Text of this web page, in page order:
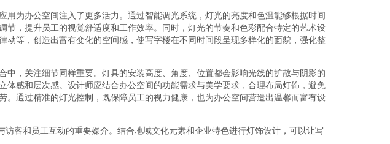
用为办公空间注入了更多活力。通过智能调光系统，灯光的亮度和色温能够根据时间
节，提升员工的视觉舒适度和工作效率。同时，灯光的节奏和色彩配合特定的艺术设
动等，创造出富有变化的空间感，使写字楼在不同时间段呈现多样化的面貌，强化整
中，关注细节同样重要。灯具的安装高度、角度、位置都会影响光线的扩散与阴影的
体感和层次感。设计师应结合办公空间的功能需求与美学要求，合理布局灯饰，避免
。通过精准的灯光控制，既保障员工的视力健康，也为办公空间营造出温馨而富有设
客和员工互动的重要媒介。结合地域文化元素和企业特色进行灯饰设计，可以让写